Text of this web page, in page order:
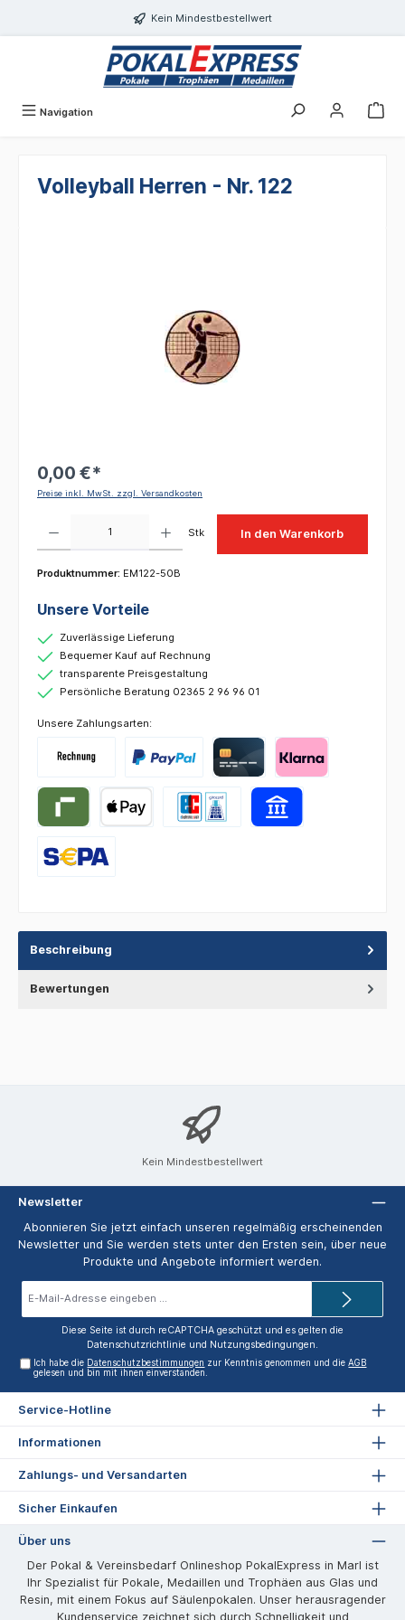
Kein Mindestbestellwert
Navigation
Volleyball Herren - Nr. 122
0,00 €*
Preise inkl. MwSt. zzgl. Versandkosten
Stk In den Warenkorb
Produktnummer: EM122-50B
Unsere Vorteile
Zuverlässige Lieferung
Bequemer Kauf auf Rechnung
transparente Preisgestaltung
Persönliche Beratung 02365 2 96 96 01
Unsere Zahlungsarten:
Beschreibung
Bewertungen
Kein Mindestbestellwert
Newsletter
Abonnieren Sie jetzt einfach unseren regelmäßig erscheinenden
Newsletter und Sie werden stets unter den Ersten sein, über neue
Produkte und Angebote informiert werden.
Diese Seite ist durch reCAPTCHA geschützt und es gelten die
Datenschutzrichtlinie und Nutzungsbedingungen.
Ich habe die Datenschutzbestimmungen zur Kenntnis genommen und dieAGB
gelesen und bin mit ihnen einverstanden.
Service-Hotline
Informationen
Zahlungs- und Versandarten
Sicher Einkaufen
Über uns
Der Pokal & Vereinsbedarf Onlineshop PokalExpress in Marl ist
Ihr Spezialist für Pokale, Medaillen und Trophäen aus Glas und
Resin, mit einem Fokus auf Säulenpokalen. Unser herausragender
Kundenservice zeichnet sich durch Schnelligkeit und